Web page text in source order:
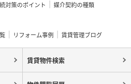
対策のポイント 媒介契約の種類
リフォーム事例 賃貸管理ブログ
賃貸物件検索